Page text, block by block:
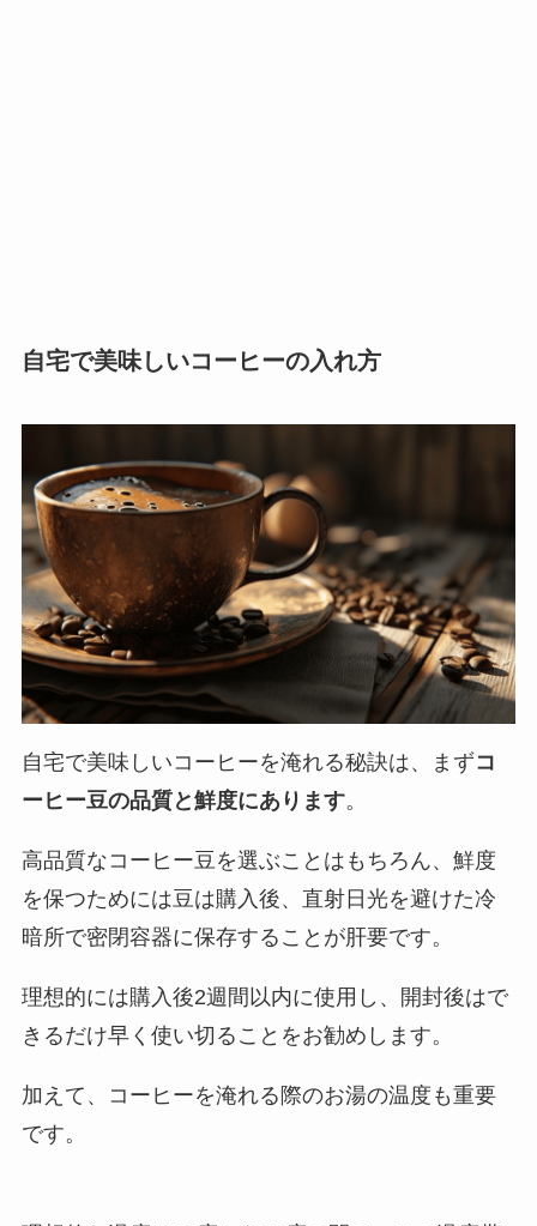
自宅で美味しいコーヒーの入れ方
自宅で美味しいコーヒーを淹れる秘訣は、まずコ
ーヒー豆の品質と鮮度にあります。
高品質なコーヒー豆を選ぶことはもちろん、鮮度
を保つためには豆は購入後、直射日光を避けた冷
暗所で密閉容器に保存することが肝要です。
理想的には購入後2週間以内に使用し、開封後はで
きるだけ早く使い切ることをお勧めします。
加えて、コーヒーを淹れる際のお湯の温度も重要
です。